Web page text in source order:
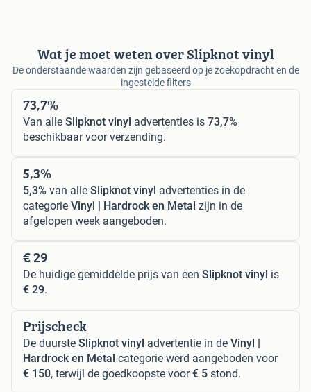
Wat je moet weten over Slipknot vinyl
De onderstaande waarden zijn gebaseerd op je zoekopdracht en de
ingestelde filters
73,7%
Van alle Slipknot vinyl advertenties is 73,7%
beschikbaar voor verzending.
5,3%
5,3% van alle Slipknot vinyl advertenties in de
categorie Vinyl | Hardrock en Metal zijn in de
afgelopen week aangeboden.
€ 29
De huidige gemiddelde prijs van een Slipknot vinyl is
€ 29.
Prijscheck
De duurste Slipknot vinyl advertentie in de Vinyl |
Hardrock en Metal categorie werd aangeboden voor
€ 150, terwijl de goedkoopste voor€ 5 stond.